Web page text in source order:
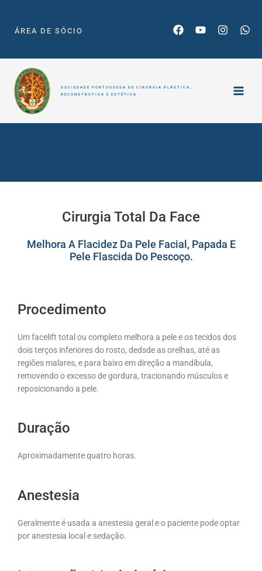
contentÁREA DE SÓCIO
SOCIEDADE PORTUGUESA DE CIRURGIA PLÁSTICA,
RECONSTRUTIVA E ESTÉTICA
Da Face
Cirurgia Total Da Face
Melhora A Flacidez Da Pele Facial, Papada E
Pele Flascida Do Pescoço.
Procedimento
Um facelift total ou completo melhora a pele e os tecidos dos
dois terços inferiores do rosto, dedsde as orelhas, até as
regiões malares, e para baixo em direção a mandíbula,
removendo o excesso de gordura, tracionando músculos e
reposicionando a pele.
Duração
Aproximadamente quatro horas.
Anestesia
Geralmente é usada a anestesia geral e o paciente pode optar
por anestesia local e sedação.